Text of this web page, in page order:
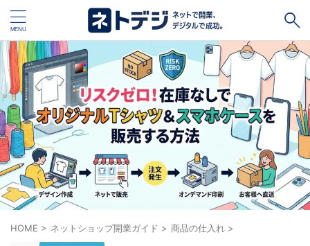
タグ
キャッシュレス Square BASE STORES
ネットショップ開設１vs１ 無料ネットショップ
予約管理システム Shopify Air ビジネスツールズ
ペライチ ジンドゥー
POSレジ スマレジ カラーミーショップ
HOME > ネットショップ開業ガイド > 商品の仕入れ >